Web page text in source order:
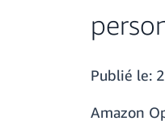
Publié le:
Amazon